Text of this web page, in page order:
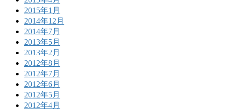
2015年1月
2014年12月
2014年7月
2013年5月
2013年2月
2012年8月
2012年7月
2012年6月
2012年5月
2012年4月